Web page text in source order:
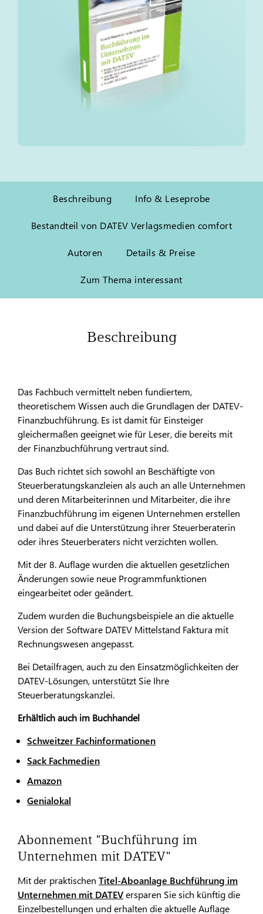
Beschreibung Info & Leseprobe
Bestandteil von DATEV Verlagsmedien comfort
Autoren Details & Preise
Zum Thema interessant
Beschreibung
Das Fachbuch vermittelt neben fundiertem,
theoretischem Wissen auch die Grundlagen der DATEV-
Finanzbuchführung. Es ist damit für Einsteiger
gleichermaßen geeignet wie für Leser, die bereits mit
der Finanzbuchführung vertraut sind.
Das Buch richtet sich sowohl an Beschäftigte von
Steuerberatungskanzleien als auch an alle Unternehmen
und deren Mitarbeiterinnen und Mitarbeiter, die ihre
Finanzbuchführung im eigenen Unternehmen erstellen
und dabei auf die Unterstützung ihrer Steuerberaterin
oder ihres Steuerberaters nicht verzichten wollen.
Mit der 8. Auflage wurden die aktuellen gesetzlichen
Änderungen sowie neue Programmfunktionen
eingearbeitet oder geändert.
Zudem wurden die Buchungsbeispiele an die aktuelle
Version der Software DATEV Mittelstand Faktura mit
Rechnungswesen angepasst.
Bei Detailfragen, auch zu den Einsatzmöglichkeiten der
DATEV-Lösungen, unterstützt Sie Ihre
Steuerberatungskanzlei.
Erhältlich auch im Buchhandel
Schweitzer Fachinformationen
Sack Fachmedien
Amazon
Genialokal
Abonnement "Buchführung im
Unternehmen mit DATEV"
Mit der praktischen Titel-Aboanlage Buchführung im
Unternehmen mit DATEVersparen Sie sich künftig die
Einzelbestellungen und erhalten die aktuelle Auflage